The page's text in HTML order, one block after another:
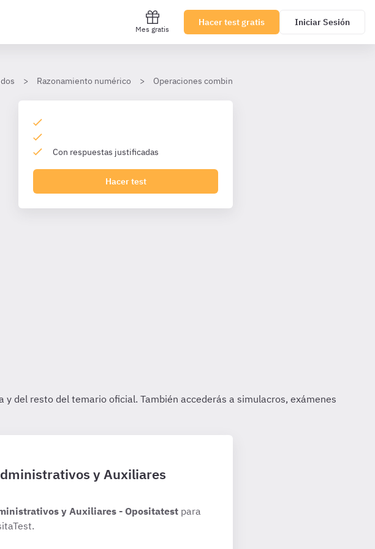
Mes gratis
Hacer test gratis Iniciar Sesión
Razonamiento numérico Operaciones combinadas
Con respuestas justificadas
Hacer test
y Auxiliares
y Auxiliares - Opositatest para